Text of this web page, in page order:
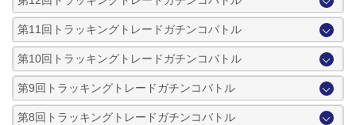
第11回トラッキングトレードガチンコバトル
第10回トラッキングトレードガチンコバトル
第9回トラッキングトレードガチンコバトル
第8回トラッキングトレードガチンコバトル